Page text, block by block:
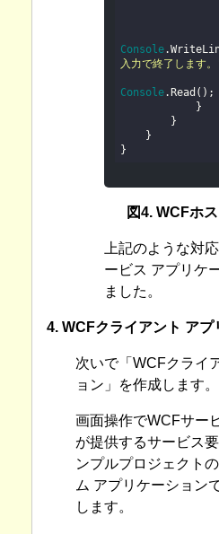
Console
入力で終了します
Console.Read();
図4. WCFホ
上記のような対
ービス アプリケ
ました。
4. WCFクライアント ア
次いで「WCFクライ
ョン」を作成します。
画面操作でWCFサー
が提供するサービス
ンプルプロジェクト
ム アプリケーション
します。